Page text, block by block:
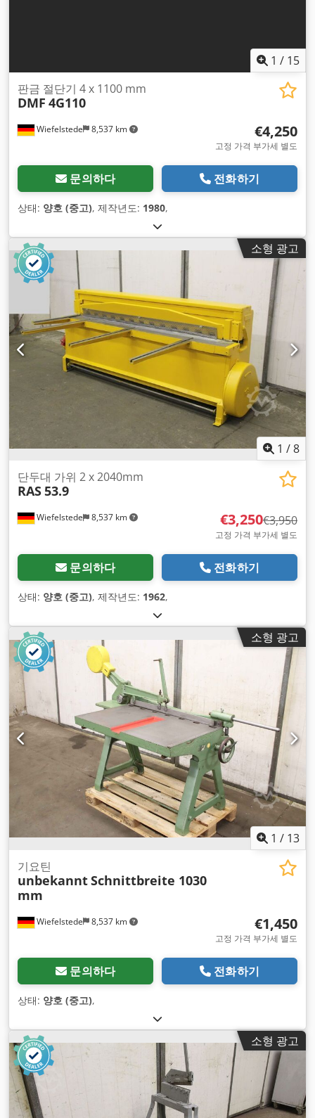
1 / 15
Wiefelstede 8,537 km
판금 절단기 4 x 1100 mm
DMF 4G110
€4,250
고정 가격 부가세 별도
문의하다 전화하기
상태: 양호 (중고), 제작년도: 1980,
소형 광고
1 /8
Wiefelstede 8,537 km
단두대 가위 2 x 2040mm
RAS53.9
€3,250€3,950
고정 가격 부가세 별도
문의하다 전화하기
상태: 양호 (중고), 제작년도: 1962,
소형 광고
1 / 13
Wiefelstede 8,537 km
기요틴
unbekanntSchnittbreite 1030
mm
€1,450
고정 가격 부가세 별도
문의하다 전화하기
상태: 양호 (중고),
소형 광고